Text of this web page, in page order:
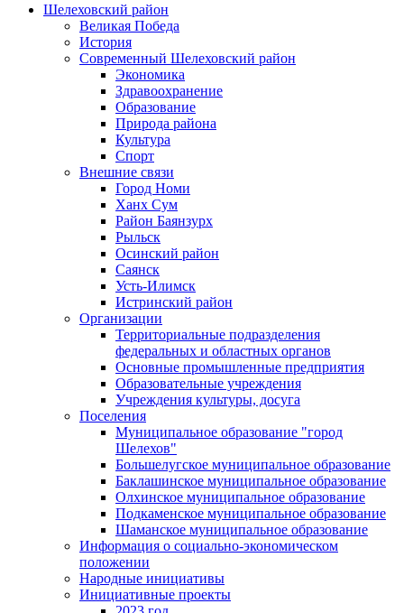
Шелеховский район
Великая Победа
История
Современный Шелеховский район
Экономика
Здравоохранение
Образование
Природа района
Культура
Спорт
Внешние связи
Город Номи
Ханх Сум
Район Баянзурх
Рыльск
Осинский район
Саянск
Усть-Илимск
Истринский район
Организации
Территориальные подразделения
федеральных и областных органов
Основные промышленные предприятия
Образовательные учреждения
Учреждения культуры, досуга
Поселения
Муниципальное образование "город
Шелехов"
Большелугское муниципальное образование
Баклашинское муниципальное образование
Олхинское муниципальное образование
Подкаменское муниципальное образование
Шаманское муниципальное образование
Информация о социально-экономическом
положении
Народные инициативы
Инициативные проекты